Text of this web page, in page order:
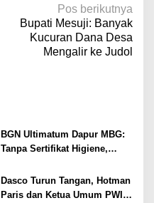
Pos berikutnya
Bupati Mesuji: Banyak
Kucuran Dana Desa
Mengalir ke Judol
BGN Ultimatum Dapur MBG:
Tanpa Sertifikat Higiene,
Dasco Turun Tangan, Hotman
Paris dan Ketua Umum PWI